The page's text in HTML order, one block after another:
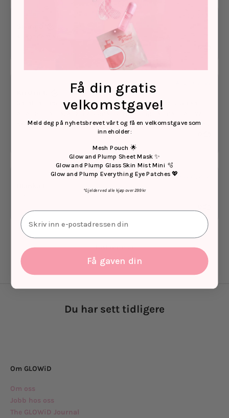
Så lätt att använda och fungerar perfekt till ansiktet , svalka
efter solbränna, efter nervsmärtsbehandling när man behöver
kyla. Fungerar både utan kräm ( använd med lätt hand )och med
CICA gelén 🤩 Den åker med på alla resor, bara slänga in kylen
Last inn mer
Du har sett tidligere
Om GLOWiD
Om oss
Jobb hos oss
The GLOWiD Journal
Få din gratis
velkomstgave!
Meld deg på nyhetsbrevet vårt og få en velkomstgave som
inneholder:
Mesh Pouch 🌟
Glow and Plump Sheet Mask ✨
Glow and Plump Glass Skin Mist Mini 🫧
Glow and Plump Everything Eye Patches 💖
*Gjelder ved alle kjøp over 299 kr
Email
Få gaven din